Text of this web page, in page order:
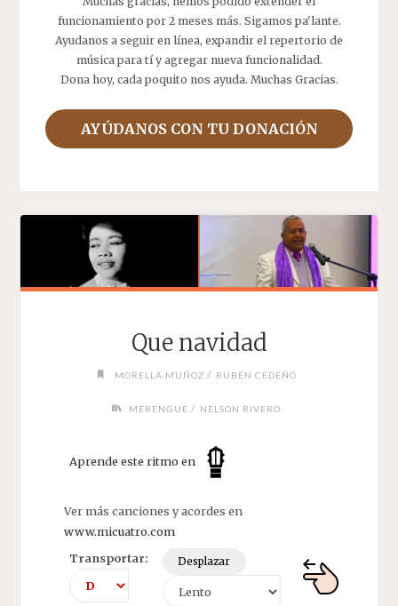
funcionamiento por 2 meses más. Sigamos pa'lante.
Ayudanos a seguir en línea, expandir el repertorio de
música para tí y agregar nueva funcionalidad.
Dona hoy, cada poquito nos ayuda. Muchas Gracias.
AYÚDANOS CON TU DONACIÓN
Que navidad
MORELLA MUÑOZ / RUBÉN CEDEÑO
MERENGUE / NELSON RIVERO
Aprende este ritmo en
Ver más canciones y acordes en
www.micuatro.com
Transportar:
Desplazar